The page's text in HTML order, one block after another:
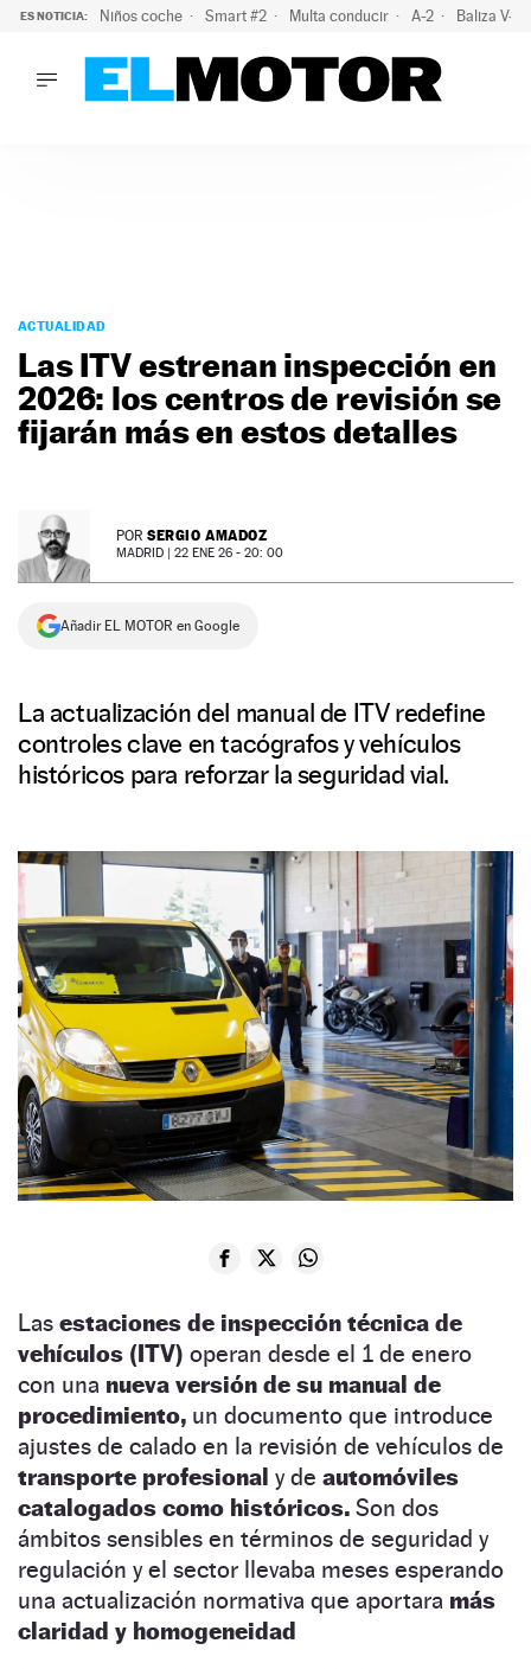
ES NOTICIA: Niños coche Smart #2 Multa conducir A-2 Baliza V-
PODCAST
MOTOS
TECNOLOGÍA
SUPERCOCHES
MOTORTV
SERVICIOS
NEWSLETTER
SÍGUENOS
ACTUALIDAD
Las ITV estrenan inspección en
2026: los centros de revisión se
fijarán más en estos detalles
POR SERGIO AMADOZ
MADRID | 22 ENE 26 - 20: 00
Añadir EL MOTOR en Google
La actualización del manual de ITV redefine
controles clave en tacógrafos y vehículos
históricos para reforzar la seguridad vial.
Las estaciones de inspección técnica de
vehículos (ITV) operan desde el 1 de enero
con una nueva versión de su manual de
procedimiento, un documento que introduce
ajustes de calado en la revisión de vehículos de
transporte profesional y de automóviles
catalogados como históricos. Son dos
ámbitos sensibles en términos de seguridad y
regulación y el sector llevaba meses esperando
una actualización normativa que aportara más
claridad y homogeneidad